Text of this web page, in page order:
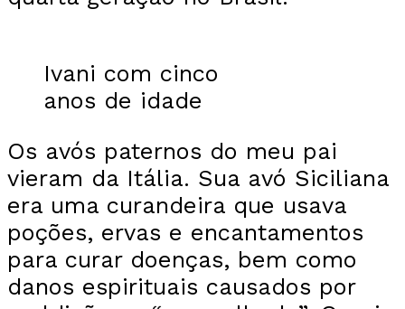
Ivani com cinco
anos de idade
Os avós paternos do meu pai
vieram da Itália. Sua avó Siciliana
era uma curandeira que usava
poções, ervas e encantamentos
para curar doenças, bem como
danos espirituais causados por